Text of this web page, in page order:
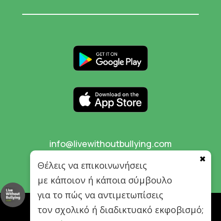
info@livewithoutbullying.com
© 2026 Live Without Bullying. All rights
Θέλεις να επικοινωνήσεις
με κάποιον ή κάποια σύμβουλο
για το πώς να αντιμετωπίσεις
τον σχολικό ή διαδικτυακό εκφοβισμό;
✖